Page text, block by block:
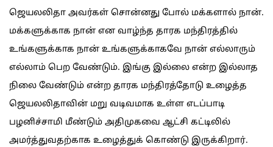
ஜெயலலிதா அவர்கள் சொன்னது போல் மக்களால் நான்.
மக்களுக்காக நான் என வாழ்ந்த தாரக மந்திரத்தில்
உங்களுக்காக நான் உங்களுக்காகவே நான் எல்லாரும்
எல்லாம் பெற வேண்டும். இங்கு இல்லை என்ற இல்லாத
நிலை வேண்டும் என்ற தாரக மந்திரத்தோடு உழைத்த
ஜெயலலிதாவின் மறு வடிவமாக உள்ள எடப்பாடி
பழனிச்சாமி மீண்டும் அதிமுகவை ஆட்சி கட்டிலில்
அமர்த்துவதற்காக உழைத்துக் கொண்டு இருக்கிறார்.